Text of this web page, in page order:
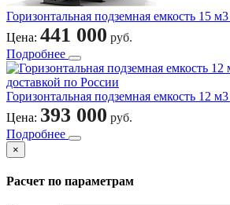
Горизонтальная подземная емкость 15 м3
Цена: 441 000 руб.
Подробнее
Горизонтальная подземная емкость 12 м3
Цена: 393 000 руб.
Подробнее
×
Расчет по параметрам